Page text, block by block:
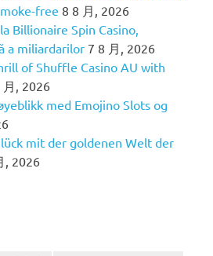
free 8 8 月, 2026
Billionaire Spin Casino,
a miliardarilor 7 8 月, 2026
of Shuffle Casino AU with
月, 2026
med Emojino Slots og
mit der goldenen Welt der
, 2026